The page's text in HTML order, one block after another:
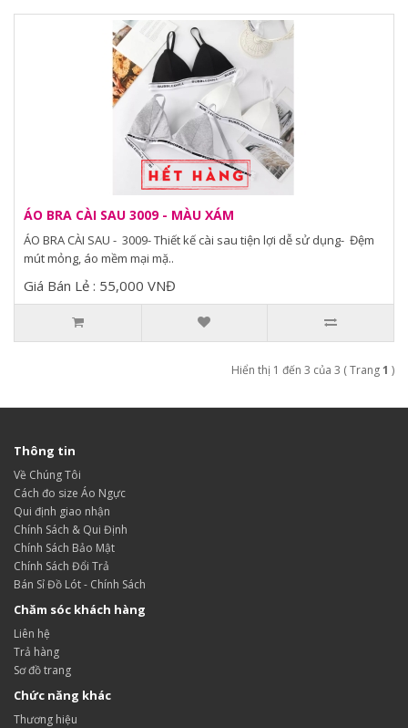
ÁO BRA CÀI SAU 3009 - MÀU XÁM
ÁO BRA CÀI SAU - 3009- Thiết kế cài sau tiện lợi dễ sử dụng- Đệm
mút mỏng, áo mềm mại mặ..
Giá Bán Lẻ : 55,000 VNĐ
Hiển thị 1 đến 3 của 3 ( Trang1 )
Thông tin
Về Chúng Tôi
Cách đo size Áo Ngực
Qui định giao nhận
Chính Sách & Qui Định
Chính Sách Bảo Mật
Chính Sách Đổi Trả
Bán Sỉ Đồ Lót - Chính Sách
Chăm sóc khách hàng
Liên hệ
Trả hàng
Sơ đồ trang
Chức năng khác
Thương hiệu